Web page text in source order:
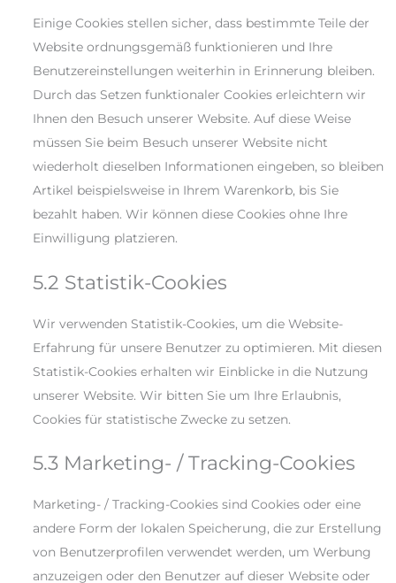
Einige Cookies stellen sicher, dass bestimmte Teile der
Website ordnungsgemäß funktionieren und Ihre
Benutzereinstellungen weiterhin in Erinnerung bleiben.
Durch das Setzen funktionaler Cookies erleichtern wir
Ihnen den Besuch unserer Website. Auf diese Weise
müssen Sie beim Besuch unserer Website nicht
wiederholt dieselben Informationen eingeben, so bleiben
Artikel beispielsweise in Ihrem Warenkorb, bis Sie
bezahlt haben. Wir können diese Cookies ohne Ihre
Einwilligung platzieren.
5.2 Statistik-Cookies
Wir verwenden Statistik-Cookies, um die Website-
Erfahrung für unsere Benutzer zu optimieren. Mit diesen
Statistik-Cookies erhalten wir Einblicke in die Nutzung
unserer Website. Wir bitten Sie um Ihre Erlaubnis,
Cookies für statistische Zwecke zu setzen.
5.3 Marketing- / Tracking-Cookies
Marketing- / Tracking-Cookies sind Cookies oder eine
andere Form der lokalen Speicherung, die zur Erstellung
von Benutzerprofilen verwendet werden, um Werbung
anzuzeigen oder den Benutzer auf dieser Website oder